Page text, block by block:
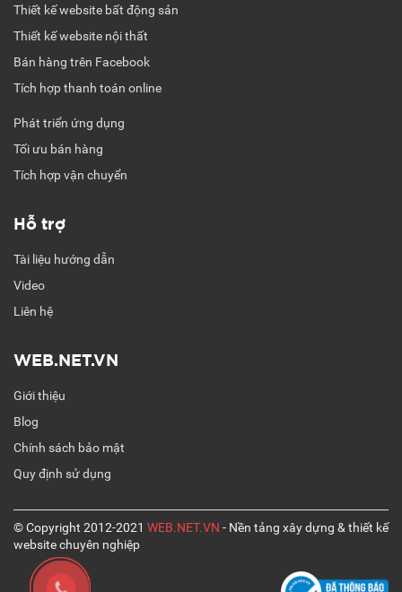
Thiết kế website bất động sản
Thiết kế website nội thất
Bán hàng trên Facebook
Tích hợp thanh toán online
Phát triển ứng dụng
Tối ưu bán hàng
Tích hợp vận chuyển
Hỗ trợ
Tài liệu hướng dẫn
Video
Liên hệ
WEB.NET.VN
Giới thiệu
Blog
Chính sách bảo mật
Quy định sử dụng
© Copyright 2012-2021 WEB.NET.VN - Nền tảng xây dựng & thiết kế
website chuyên nghiệp